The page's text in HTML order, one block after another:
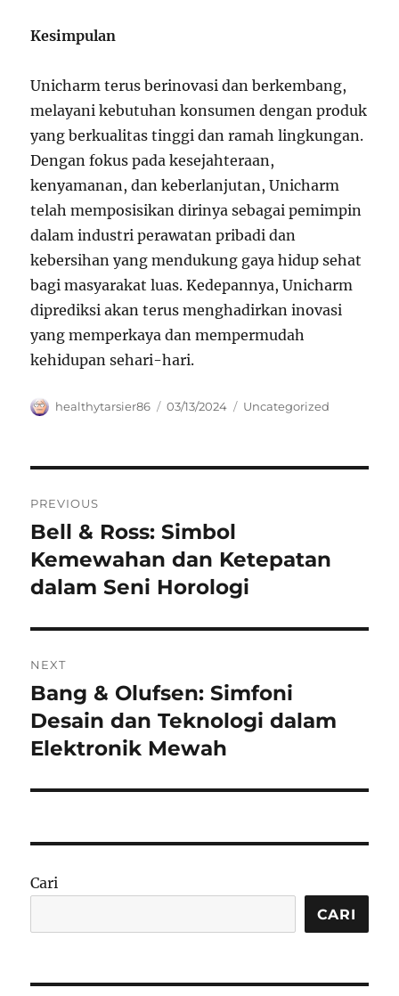
Kesimpulan
Unicharm terus berinovasi dan berkembang,
melayani kebutuhan konsumen dengan produk
yang berkualitas tinggi dan ramah lingkungan.
Dengan fokus pada kesejahteraan,
kenyamanan, dan keberlanjutan, Unicharm
telah memposisikan dirinya sebagai pemimpin
dalam industri perawatan pribadi dan
kebersihan yang mendukung gaya hidup sehat
bagi masyarakat luas. Kedepannya, Unicharm
diprediksi akan terus menghadirkan inovasi
yang memperkaya dan mempermudah
kehidupan sehari-hari.
Author
healthytarsier86
Posted
03/13/2024 Categories
Uncategorized
pos
PREVIOUS
Previous
post:
Bell & Ross: Simbol
Kemewahan dan Ketepatan
dalam Seni Horologi
NEXT
Next
post:
Bang & Olufsen: Simfoni
Desain dan Teknologi dalam
Elektronik Mewah
Cari
CARI